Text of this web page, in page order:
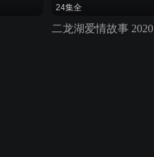
24集全
二龙湖爱情故事 2020